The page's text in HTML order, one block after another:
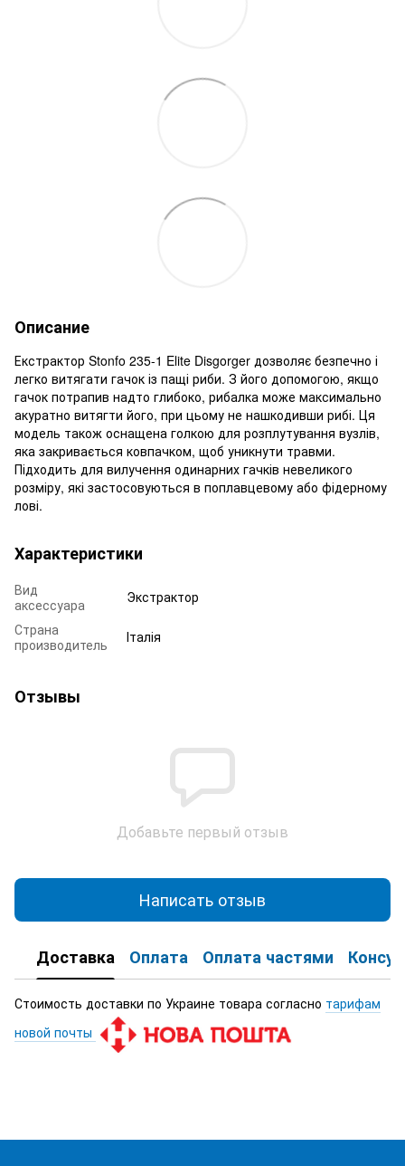
Описание
Екстрактор Stonfo 235-1 Elite Disgorger дозволяє безпечно і
легко витягати гачок із пащі риби. З його допомогою, якщо
гачок потрапив надто глибоко, рибалка може максимально
акуратно витягти його, при цьому не нашкодивши рибі. Ця
модель також оснащена голкою для розплутування вузлів,
яка закривається ковпачком, щоб уникнути травми.
Підходить для вилучення одинарних гачків невеликого
розміру, які застосовуються в поплавцевому або фідерному
лові.
Характеристики
Вид
аксессуара
Экстрактор
Страна
производитель
Італія
Отзывы
Добавьте первый отзыв
Написать отзыв
Доставка Оплата Оплата частями
Стоимость доставки по Украине товара согласно тарифам
новой почты